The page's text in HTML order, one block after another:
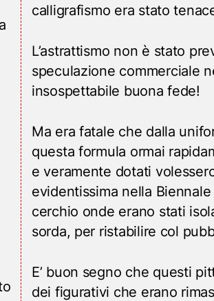
calligrafismo era stato
L’astrattismo non è stato
speculazione commerciale
insospettabile buona fede!
Ma era fatale che dalla
questa formula ormai
e veramente dotati
evidentissima nella
cerchio onde erano stati
sorda, per ristabilire col
E’ buon segno che questi
dei figurativi che erano